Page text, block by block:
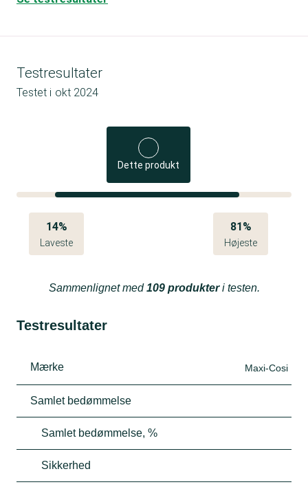
Testresultater
Testet i okt 2024
Dette produkt
14%
Laveste
81%
Højeste
Sammenlignet med109 produkteri testen.
Testresultater
Mærke Maxi-Cosi
Samlet bedømmelse
Samlet bedømmelse, %
Sikkerhed